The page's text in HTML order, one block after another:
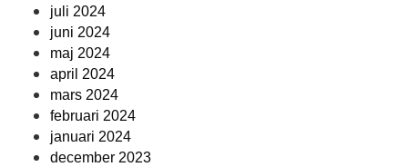
juli 2024
juni 2024
maj 2024
april 2024
mars 2024
februari 2024
januari 2024
december 2023